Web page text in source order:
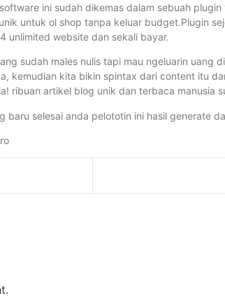
ini sudah dikemas dalam sebuah
untuk ol shop tanpa keluar budget.Plugin
unlimited website dan sekali bayar.
sudah males nulis tapi mau ngeluarin uang
kemudian kita bikin spintax dari content itu
ribuan artikel blog unik dan terbaca manusia
selesai anda pelototin ini hasil generate